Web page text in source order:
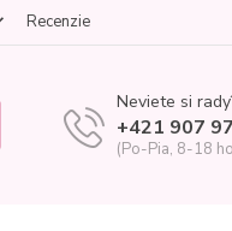
Recenzie
Neviete si
+421 907
(Po-Pia, 8-18